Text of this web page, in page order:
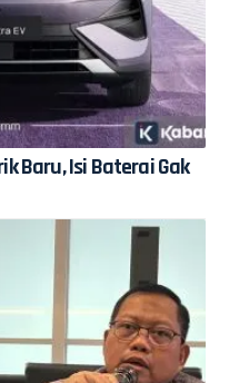
Baru, Isi Baterai Gak